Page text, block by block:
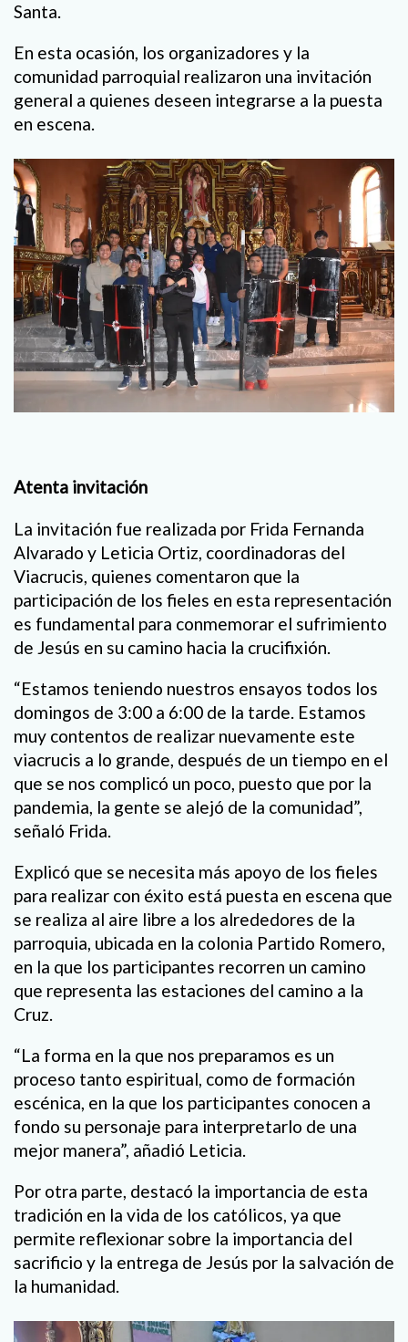
Santa.
En esta ocasión, los organizadores y la
comunidad parroquial realizaron una invitación
general a quienes deseen integrarse a la puesta
en escena.
Atenta invitación
La invitación fue realizada por Frida Fernanda
Alvarado y Leticia Ortiz, coordinadoras del
Viacrucis, quienes comentaron que la
participación de los fieles en esta representación
es fundamental para conmemorar el sufrimiento
de Jesús en su camino hacia la crucifixión.
“Estamos teniendo nuestros ensayos todos los
domingos de 3:00 a 6:00 de la tarde. Estamos
muy contentos de realizar nuevamente este
viacrucis a lo grande, después de un tiempo en el
que se nos complicó un poco, puesto que por la
pandemia, la gente se alejó de la comunidad”,
señaló Frida.
Explicó que se necesita más apoyo de los fieles
para realizar con éxito está puesta en escena que
se realiza al aire libre a los alrededores de la
parroquia, ubicada en la colonia Partido Romero,
en la que los participantes recorren un camino
que representa las estaciones del camino a la
Cruz.
“La forma en la que nos preparamos es un
proceso tanto espiritual, como de formación
escénica, en la que los participantes conocen a
fondo su personaje para interpretarlo de una
mejor manera”, añadió Leticia.
Por otra parte, destacó la importancia de esta
tradición en la vida de los católicos, ya que
permite reflexionar sobre la importancia del
sacrificio y la entrega de Jesús por la salvación de
la humanidad.